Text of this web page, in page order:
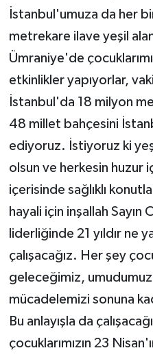
İstanbul'umuza da her
metrekare ilave yeşil
Ümraniye'de
etkinlikler yapıyorlar,
İstanbul'da 18 milyon
48 millet bahçesini
ediyoruz. İstiyoruz ki
olsun ve herkesin huzur
içerisinde sağlıklı
hayali için inşallah Sayın
liderliğinde 21 yıldır ne
çalışacağız. Her şey
geleceğimiz, umudumuz
mücadelemizi sonuna
Bu anlayışla da
çocuklarımızın 23